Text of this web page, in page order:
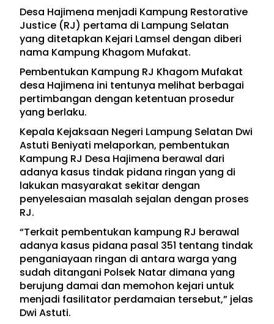
Desa Hajimena menjadi Kampung Restorative
Justice (RJ) pertama di Lampung Selatan
yang ditetapkan Kejari Lamsel dengan diberi
nama Kampung Khagom Mufakat.
Pembentukan Kampung RJ Khagom Mufakat
desa Hajimena ini tentunya melihat berbagai
pertimbangan dengan ketentuan prosedur
yang berlaku.
Kepala Kejaksaan Negeri Lampung Selatan Dwi
Astuti Beniyati melaporkan, pembentukan
Kampung RJ Desa Hajimena berawal dari
adanya kasus tindak pidana ringan yang di
lakukan masyarakat sekitar dengan
penyelesaian masalah sejalan dengan proses
RJ.
“Terkait pembentukan kampung RJ berawal
adanya kasus pidana pasal 351 tentang tindak
penganiayaan ringan di antara warga yang
sudah ditangani Polsek Natar dimana yang
berujung damai dan memohon kejari untuk
menjadi fasilitator perdamaian tersebut,” jelas
Dwi Astuti.